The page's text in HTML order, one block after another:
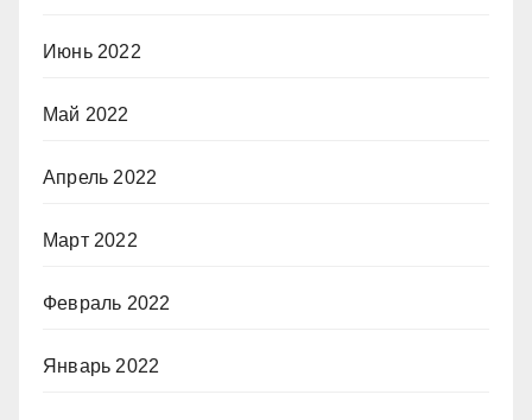
Июнь 2022
Май 2022
Апрель 2022
Март 2022
Февраль 2022
Январь 2022